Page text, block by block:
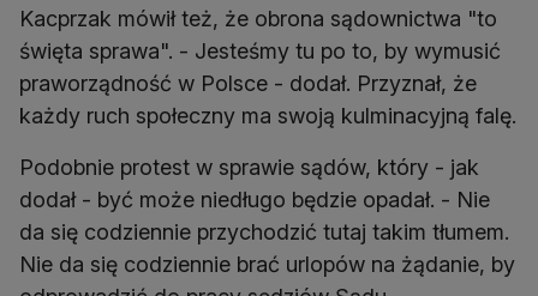
Kacprzak mówił też, że obrona sądownictwa "to
święta sprawa". - Jesteśmy tu po to, by wymusić
praworządność w Polsce - dodał. Przyznał, że
każdy ruch społeczny ma swoją kulminacyjną falę.
Podobnie protest w sprawie sądów, który - jak
dodał - być może niedługo będzie opadał. - Nie
da się codziennie przychodzić tutaj takim tłumem.
Nie da się codziennie brać urlopów na żądanie, by